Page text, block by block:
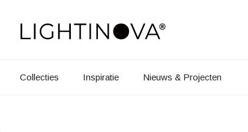
Collecties Inspiratie Nieuws & Projecten